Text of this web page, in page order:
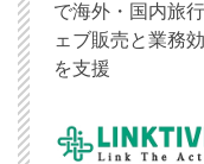
で海外・国内旅
ェブ販売と業務
を支援